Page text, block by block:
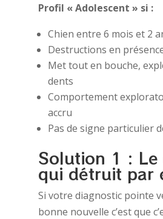
Profil « Adolescent » si :
Chien entre 6 mois et 2
Destructions en
Met tout en bouche,
dents
Comportement
accru
Pas de signe particulier
Solution 1 : Le
qui détruit par
Si votre diagnostic pointe
bonne nouvelle c’est que